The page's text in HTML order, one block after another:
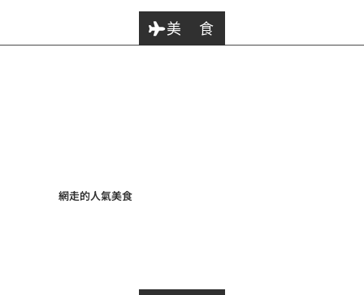
美 食
網走的人氣美食